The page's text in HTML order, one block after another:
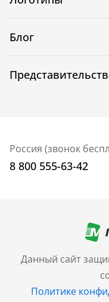
Данный сайт
Политике
Блог
Россия (звонок
8 800 555-63-42
+7 (499) 705-30-
Санкт-Петербург
+7 (812) 600-77-
Барнаул